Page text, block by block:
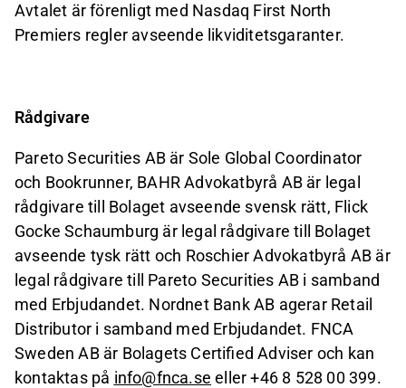
Avtalet är förenligt med Nasdaq First North
Premiers regler avseende likviditetsgaranter.
Rådgivare
Pareto Securities AB är Sole Global Coordinator
och Bookrunner, BAHR Advokatbyrå AB är legal
rådgivare till Bolaget avseende svensk rätt, Flick
Gocke Schaumburg är legal rådgivare till Bolaget
avseende tysk rätt och Roschier Advokatbyrå AB är
legal rådgivare till Pareto Securities AB i samband
med Erbjudandet. Nordnet Bank AB agerar Retail
Distributor i samband med Erbjudandet. FNCA
Sweden AB är Bolagets Certified Adviser och kan
kontaktas på info@fnca.se eller +46 8 528 00 399.